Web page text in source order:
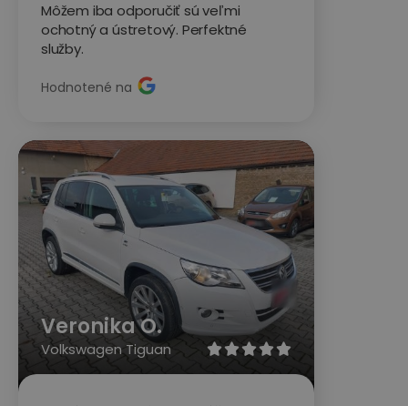
Môžem iba odporučiť sú veľmi
ochotný a ústretový. Perfektné
služby.
Hodnotené na

Veronika O.
Volkswagen Tiguan